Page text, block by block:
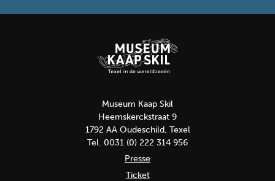
Museum Kaap Skil
Heemskerckstraat 9
1792 AA Oudeschild, Texel
Tel. 0031 (0) 222 314 956
Presse
Ticket